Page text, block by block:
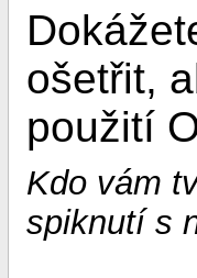
ošetřit,
použití
Kdo vám
spiknutí s